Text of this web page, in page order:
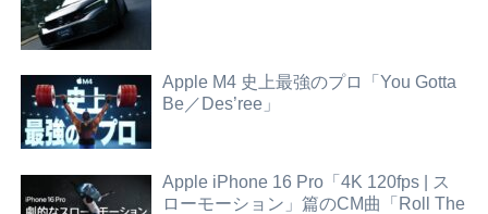
Apple M4 史上最強のプロ「You Gotta
Be／Des’ree」
Apple iPhone 16 Pro「4K 120fps | ス
ローモーション」篇のCM曲「Roll The